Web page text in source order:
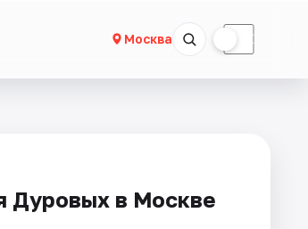
Москва ☾
Дуровых в Москве